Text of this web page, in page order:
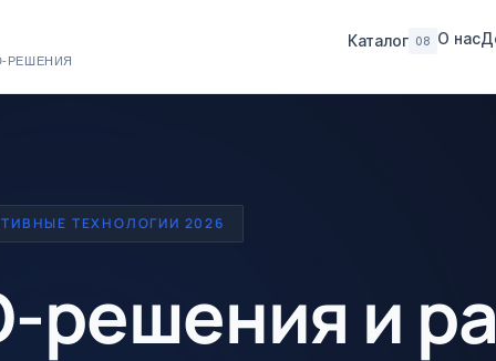
РЕШЕНИЯ
Каталог 08 О нас
ТЕХНОЛОГИИ 2026
решения и